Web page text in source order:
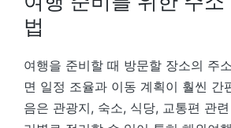
법
여행을 준비할 때 방문할 장소의 주
면 일정 조율과 이동 계획이 훨씬 간
음은 관광지, 숙소, 식당, 교통편 관